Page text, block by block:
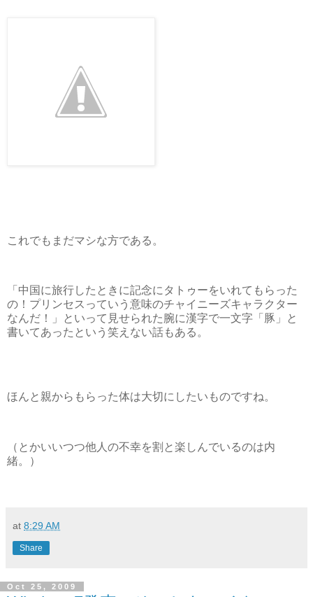
これでもまだマシな方である。
「中国に旅行したときに記念にタトゥーをいれてもらった
の！プリンセスっていう意味のチャイニーズキャラクター
なんだ！」といって見せられた腕に漢字で一文字「豚」と
書いてあったという笑えない話もある。
ほんと親からもらった体は大切にしたいものですね。
（とかいいつつ他人の不幸を割と楽しんでいるのは内
緒。）
at 8:29 AM
Share
Oct 25, 2009